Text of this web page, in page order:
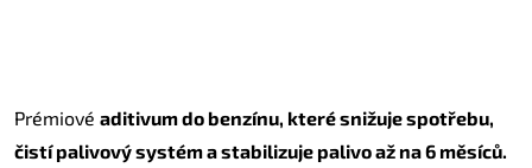
Prémiové aditivum do benzínu, které snižuje spotřebu,
čistí palivový systém a stabilizuje palivo až na 6 měsíců.